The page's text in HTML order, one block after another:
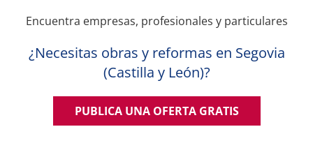
Encuentra empresas, profesionales y particulares
¿Necesitas obras y reformas en Segovia
(Castilla y León)?
PUBLICA UNA OFERTA GRATIS